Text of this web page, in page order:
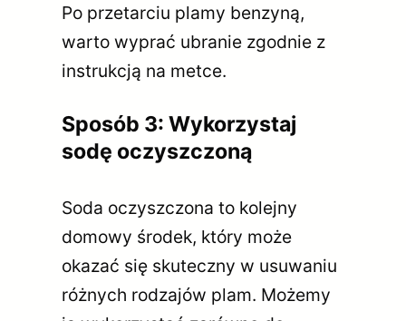
Po przetarciu plamy benzyną,
warto wyprać ubranie zgodnie z
instrukcją na metce.
Sposób 3: Wykorzystaj
sodę oczyszczoną
Soda oczyszczona to kolejny
domowy środek, który może
okazać się skuteczny w usuwaniu
różnych rodzajów plam. Możemy